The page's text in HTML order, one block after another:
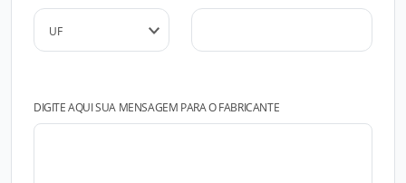
DIGITE AQUI SUA MENSAGEM PARA O FABRICANTE